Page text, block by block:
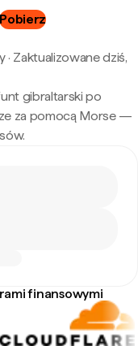
Pobierz
· Zaktualizowane dziś,
gibraltarski po
za pomocą Morse —
finansowymi